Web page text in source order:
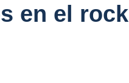
en el rock